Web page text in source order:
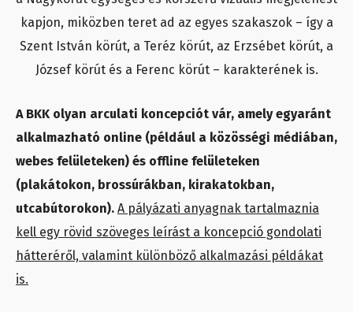
kapjon, miközben teret ad az egyes szakaszok – így a
Szent István körút, a Teréz körút, az Erzsébet körút, a
József körút és a Ferenc körút – karakterének is.
A BKK olyan arculati koncepciót vár, amely egyaránt
alkalmazható online (például a közösségi médiában,
webes felületeken) és offline felületeken
(plakátokon, brossúrákban, kirakatokban,
utcabútorokon). A pályázati anyagnak tartalmaznia
kell egy rövid szöveges leírást a koncepció gondolati
hátteréről, valamint különböző alkalmazási példákat
is.